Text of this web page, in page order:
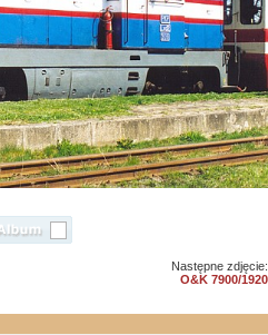
Następne zdjęcie:
O&K 7900/1920